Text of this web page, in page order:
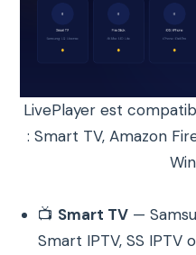
LivePlayer est
: Smart TV, Amazon
📺 Smart TV —
Smart IPTV, SS IPTV